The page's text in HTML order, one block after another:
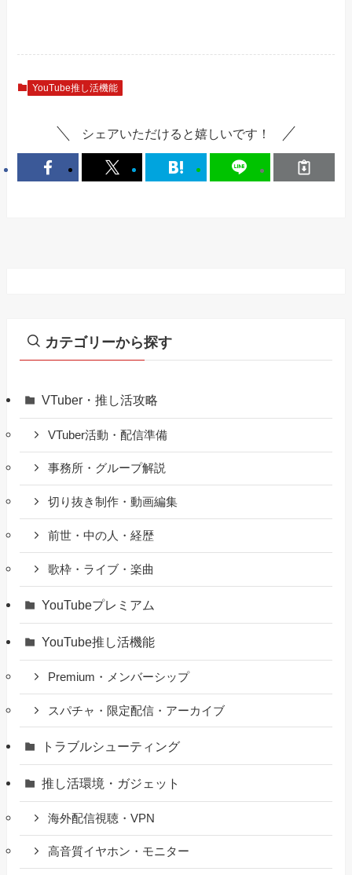
YouTube推し活機能
シェアいただけると嬉しいです！
カテゴリーから探す
VTuber・推し活攻略
VTuber活動・配信準備
事務所・グループ解説
切り抜き制作・動画編集
前世・中の人・経歴
歌枠・ライブ・楽曲
YouTubeプレミアム
YouTube推し活機能
Premium・メンバーシップ
スパチャ・限定配信・アーカイブ
トラブルシューティング
推し活環境・ガジェット
海外配信視聴・VPN
高音質イヤホン・モニター